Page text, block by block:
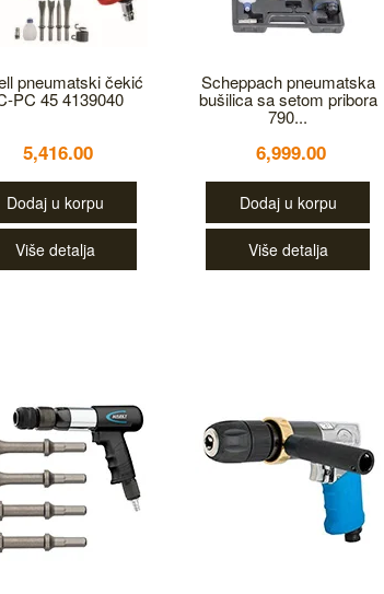
pneumatski čekić
PC 45 4139040
5,416.00
Dodaj u korpu
Više detalja
Scheppach pneumatska
bušilica sa setom pribora
790...
6,999.00
Dodaj u korpu
Više detalja